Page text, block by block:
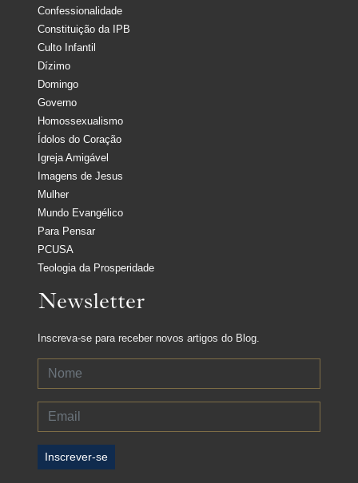
Confessionalidade
Constituição da IPB
Culto Infantil
Dízimo
Domingo
Governo
Homossexualismo
Ídolos do Coração
Igreja Amigável
Imagens de Jesus
Mulher
Mundo Evangélico
Para Pensar
PCUSA
Teologia da Prosperidade
Newsletter
Inscreva-se para receber novos artigos do Blog.
Inscrever-se